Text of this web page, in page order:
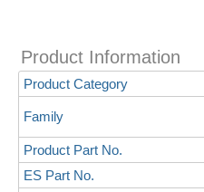
Product Information
Product Category
Family
Product Part No.
ES Part No.